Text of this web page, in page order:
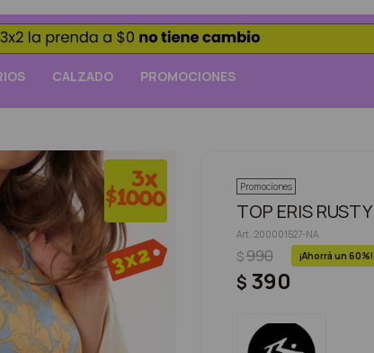
CALZADO PROMOCIONES
Promociones
TOP ERIS
200001527-NA
$ 390
$990 60